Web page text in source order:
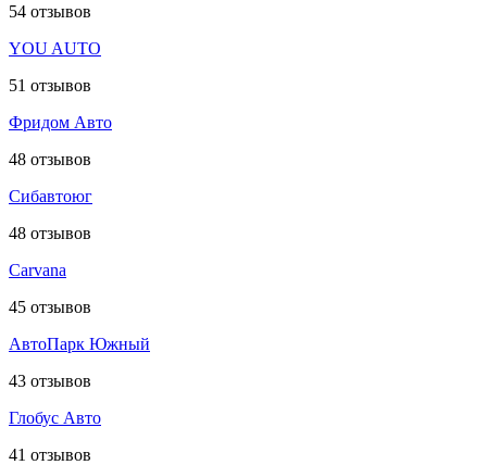
54 отзывов
YOU AUTO
51 отзывов
Фридом Авто
48 отзывов
Сибавтоюг
48 отзывов
Carvana
45 отзывов
АвтоПарк Южный
43 отзывов
Глобус Авто
41 отзывов